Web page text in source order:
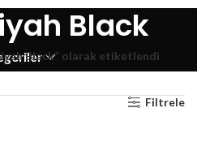
Black
Black” olarak etiketlendi
Filtrele